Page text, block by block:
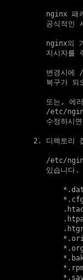
nginx 패
공식적인
nginx의
지시자를
변경시에
복구가 되
또는, 에
/etc/
수정하시면
2. 디렉토리
/etc/
있습니다.
           *.dat
           *.cfg
           *.org